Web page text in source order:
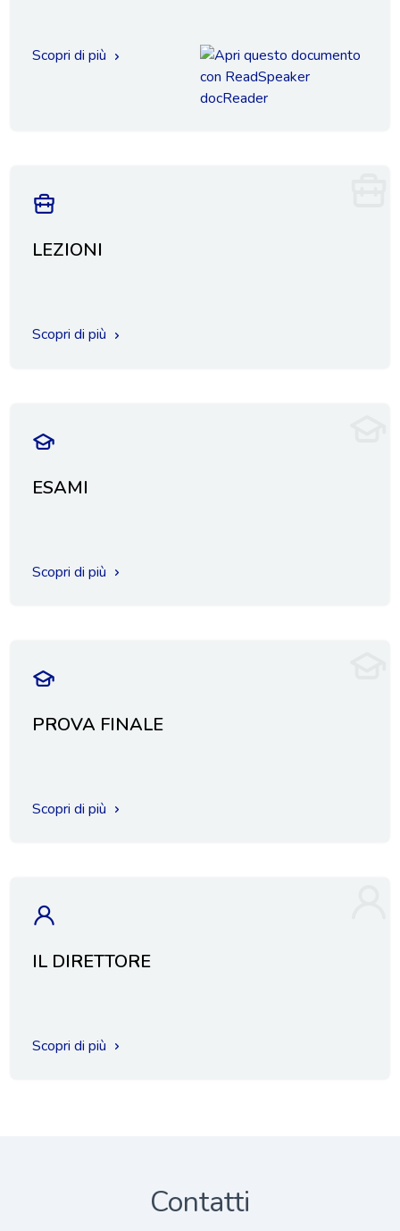
Scopri di più
LEZIONI
Scopri di più
ESAMI
Scopri di più
PROVA FINALE
Scopri di più
IL DIRETTORE
Scopri di più
Contatti